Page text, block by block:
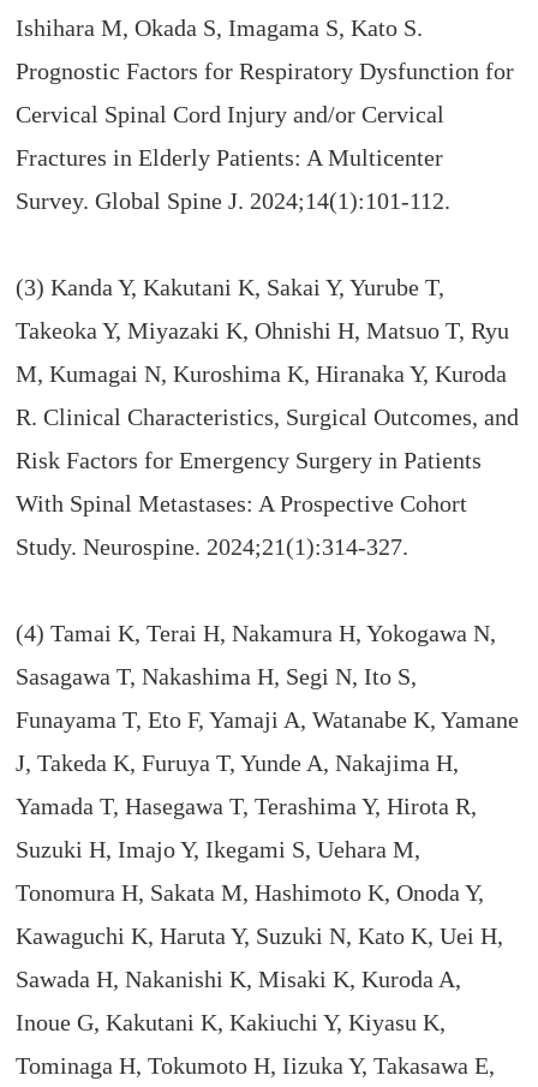
Ishihara M, Okada S, Imagama S, Kato S.
Prognostic Factors for Respiratory Dysfunction for
Cervical Spinal Cord Injury and/or Cervical
Fractures in Elderly Patients: A Multicenter
Survey. Global Spine J. 2024;14(1):101-112.
(3) Kanda Y, Kakutani K, Sakai Y, Yurube T,
Takeoka Y, Miyazaki K, Ohnishi H, Matsuo T, Ryu
M, Kumagai N, Kuroshima K, Hiranaka Y, Kuroda
R. Clinical Characteristics, Surgical Outcomes, and
Risk Factors for Emergency Surgery in Patients
With Spinal Metastases: A Prospective Cohort
Study. Neurospine. 2024;21(1):314-327.
(4) Tamai K, Terai H, Nakamura H, Yokogawa N,
Sasagawa T, Nakashima H, Segi N, Ito S,
Funayama T, Eto F, Yamaji A, Watanabe K, Yamane
J, Takeda K, Furuya T, Yunde A, Nakajima H,
Yamada T, Hasegawa T, Terashima Y, Hirota R,
Suzuki H, Imajo Y, Ikegami S, Uehara M,
Tonomura H, Sakata M, Hashimoto K, Onoda Y,
Kawaguchi K, Haruta Y, Suzuki N, Kato K, Uei H,
Sawada H, Nakanishi K, Misaki K, Kuroda A,
Inoue G, Kakutani K, Kakiuchi Y, Kiyasu K,
Tominaga H, Tokumoto H, Iizuka Y, Takasawa E,